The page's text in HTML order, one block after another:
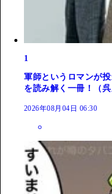
1
軍師というロマンが
を読み解く一冊！（
2026年08月04日 06:30